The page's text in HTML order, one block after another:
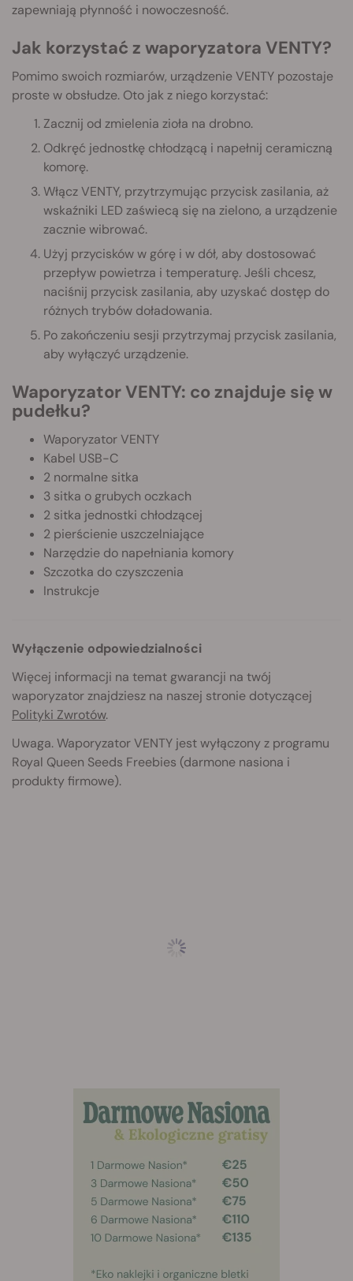
zapewniają płynność i nowoczesność.
Jak korzystać z waporyzatora VENTY?
Pomimo swoich rozmiarów, urządzenie VENTY pozostaje
proste w obsłudze. Oto jak z niego korzystać:
Zacznij od zmielenia zioła na drobno.
Odkręć jednostkę chłodzącą i napełnij ceramiczną
komorę.
Włącz VENTY, przytrzymując przycisk zasilania, aż
wskaźniki LED zaświecą się na zielono, a urządzenie
zacznie wibrować.
Użyj przycisków w górę i w dół, aby dostosować
przepływ powietrza i temperaturę. Jeśli chcesz,
naciśnij przycisk zasilania, aby uzyskać dostęp do
różnych trybów doładowania.
Po zakończeniu sesji przytrzymaj przycisk zasilania,
aby wyłączyć urządzenie.
Waporyzator VENTY: co znajduje się w
pudełku?
Waporyzator VENTY
Kabel USB-C
2 normalne sitka
3 sitka o grubych oczkach
2 sitka jednostki chłodzącej
2 pierścienie uszczelniające
Narzędzie do napełniania komory
Szczotka do czyszczenia
Instrukcje
Wyłączenie odpowiedzialności
Więcej informacji na temat gwarancji na twój
waporyzator znajdziesz na naszej stronie dotyczącej
Polityki Zwrotów.
Uwaga. Waporyzator VENTY jest wyłączony z programu
Royal Queen Seeds Freebies (darmone nasiona i
produkty firmowe).